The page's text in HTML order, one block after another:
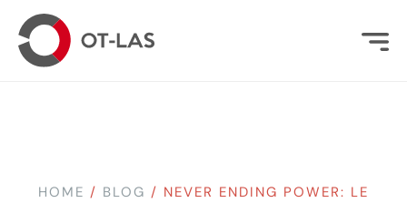
HOME / BLOG / NEVER ENDING POWER: LE